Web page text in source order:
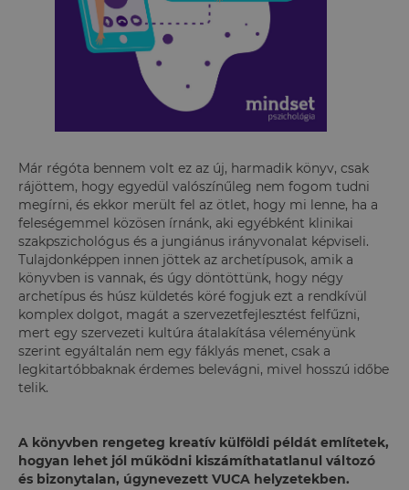
Már régóta bennem volt ez az új, harmadik könyv, csak
rájöttem, hogy egyedül valószínűleg nem fogom tudni
megírni, és ekkor merült fel az ötlet, hogy mi lenne, ha a
feleségemmel közösen írnánk, aki egyébként klinikai
szakpszichológus és a jungiánus irányvonalat képviseli.
Tulajdonképpen innen jöttek az archetípusok, amik a
könyvben is vannak, és úgy döntöttünk, hogy négy
archetípus és húsz küldetés köré fogjuk ezt a rendkívül
komplex dolgot, magát a szervezetfejlesztést felfűzni,
mert egy szervezeti kultúra átalakítása véleményünk
szerint egyáltalán nem egy fáklyás menet, csak a
legkitartóbbaknak érdemes belevágni, mivel hosszú időbe
telik.
A könyvben rengeteg kreatív külföldi példát említetek,
hogyan lehet jól működni kiszámíthatatlanul változó
és bizonytalan, úgynevezett VUCA helyzetekben.